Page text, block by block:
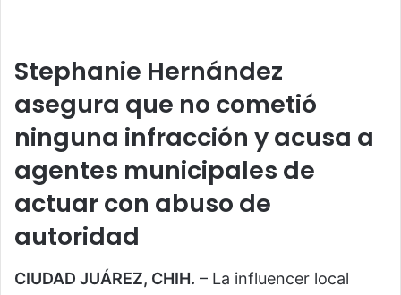
Stephanie Hernández
asegura que no cometió
ninguna infracción y acusa a
agentes municipales de
actuar con abuso de
autoridad
CIUDAD JUÁREZ, CHIH. – La influencer local